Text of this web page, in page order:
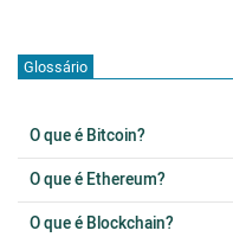
Glossário
O que é Bitcoin?
O que é Ethereum?
O que é Blockchain?